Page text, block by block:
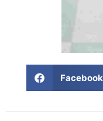
Facebook